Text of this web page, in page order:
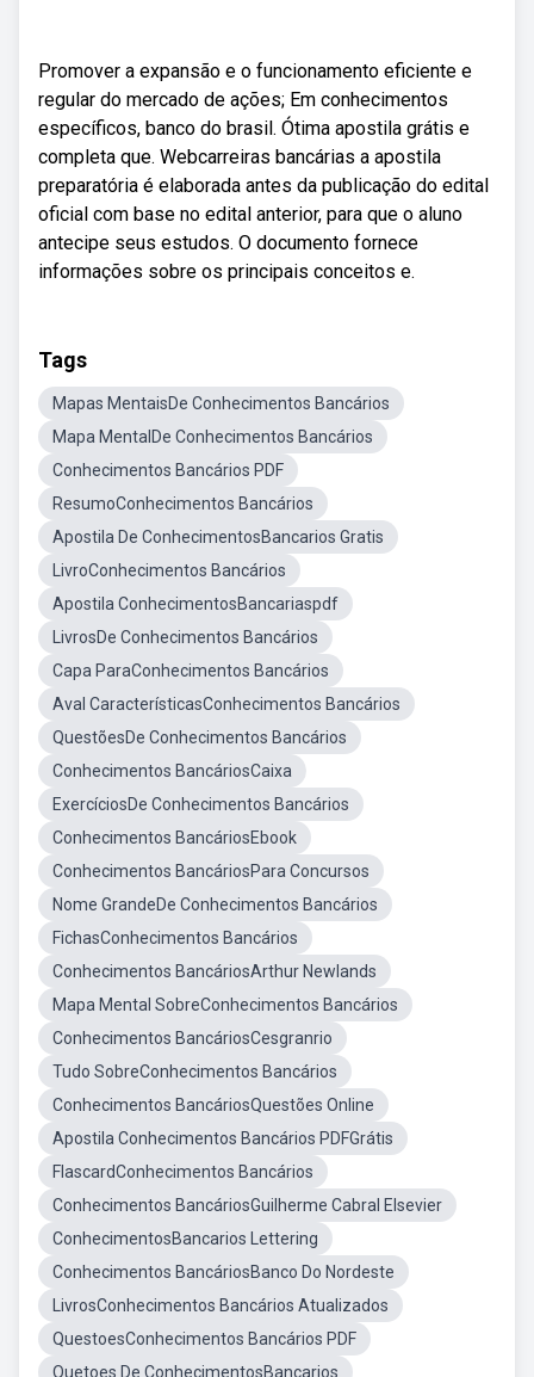
Promover a expansão e o funcionamento eficiente e
regular do mercado de ações; Em conhecimentos
específicos, banco do brasil. Ótima apostila grátis e
completa que. Webcarreiras bancárias a apostila
preparatória é elaborada antes da publicação do edital
oficial com base no edital anterior, para que o aluno
antecipe seus estudos. O documento fornece
informações sobre os principais conceitos e.
Tags
Mapas MentaisDe Conhecimentos Bancários
Mapa MentalDe Conhecimentos Bancários
Conhecimentos Bancários PDF
ResumoConhecimentos Bancários
Apostila De ConhecimentosBancarios Gratis
LivroConhecimentos Bancários
Apostila ConhecimentosBancariaspdf
LivrosDe Conhecimentos Bancários
Capa ParaConhecimentos Bancários
Aval CaracterísticasConhecimentos Bancários
QuestõesDe Conhecimentos Bancários
Conhecimentos BancáriosCaixa
ExercíciosDe Conhecimentos Bancários
Conhecimentos BancáriosEbook
Conhecimentos BancáriosPara Concursos
Nome GrandeDe Conhecimentos Bancários
FichasConhecimentos Bancários
Conhecimentos BancáriosArthur Newlands
Mapa Mental SobreConhecimentos Bancários
Conhecimentos BancáriosCesgranrio
Tudo SobreConhecimentos Bancários
Conhecimentos BancáriosQuestões Online
Apostila Conhecimentos Bancários PDFGrátis
FlascardConhecimentos Bancários
Conhecimentos BancáriosGuilherme Cabral Elsevier
ConhecimentosBancarios Lettering
Conhecimentos BancáriosBanco Do Nordeste
LivrosConhecimentos Bancários Atualizados
QuestoesConhecimentos Bancários PDF
Quetoes De ConhecimentosBancarios